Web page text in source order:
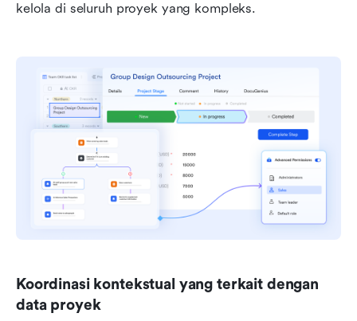
kelola di seluruh proyek yang kompleks.
Koordinasi kontekstual yang terkait dengan
data proyek